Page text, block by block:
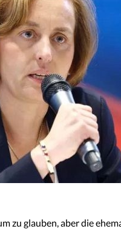
zu glauben, aber die